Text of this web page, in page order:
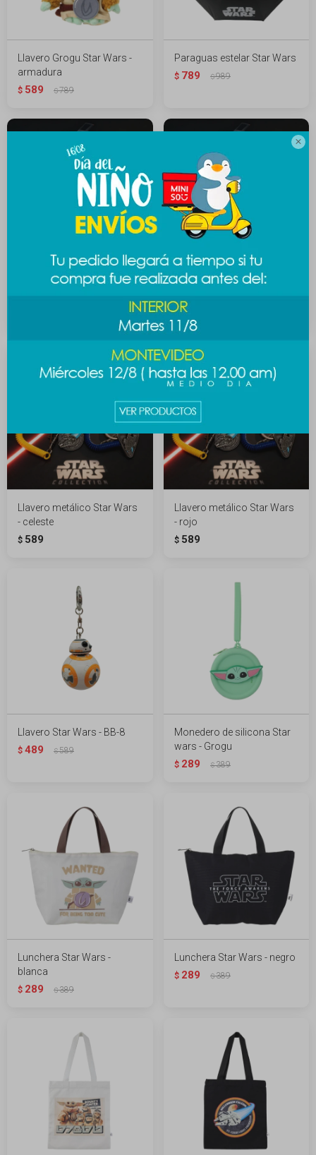

Llavero Grogu Star Wars -
armadura
$ 589 $789
Paraguas estelar Star Wars
$ 789 $989
Llavero metálico Star Wars
Llavero metálico Star Wars
$ 589
Llavero metálico Star Wars
- celeste
$ 589
Llavero metálico Star Wars
- rojo
$ 589
Llavero Star Wars - BB-8
$ 489 $589
Monedero de silicona Star
wars - Grogu
$ 289 $389
Lunchera Star Wars -
blanca
$ 289 $389
Lunchera Star Wars - negro
$ 289 $389